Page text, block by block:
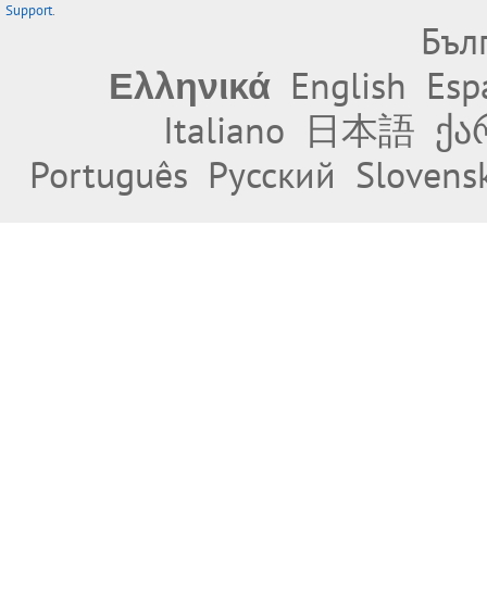
Support.
Ελληνικά English
Italiano 日本語
Português Русский